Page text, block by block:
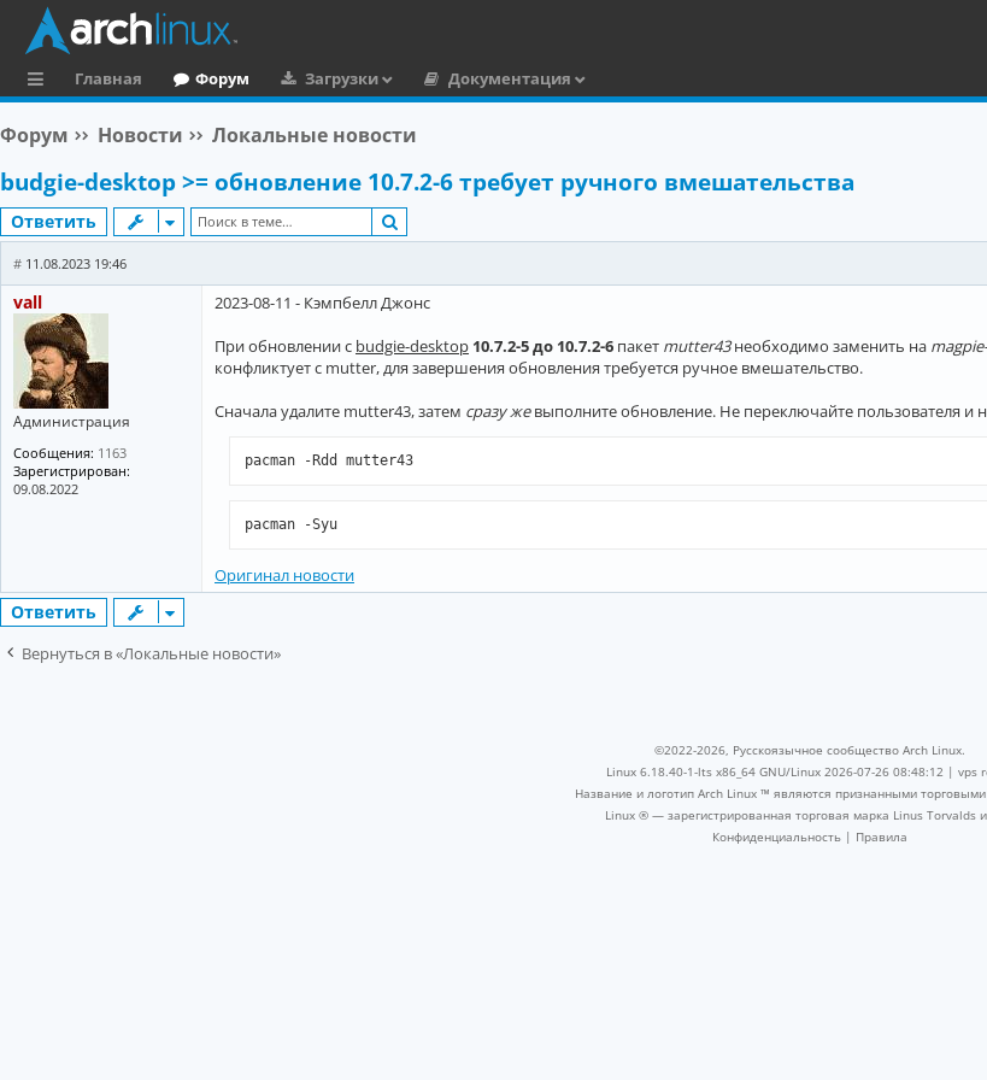
ы
л
к
и
Главная Форум Загрузки
Документация
Форум Новости Локальные новости
budgie-desktop >= обновление 10.7.2-6 требует ручного вмешательства
Ответить
vall
Администрация
Сообщения: 1163
Зарегистрирован:
09.08.2022
# 11.08.2023 19:46
2023-08-11 - Кэмпбелл Джонс
При обновлении с budgie-desktop 10.7.2-5 до 10.7.2-6 пакет mutter43необходимо заменить на
конфликтует с mutter, для завершения обновления требуется ручное вмешательство.
Сначала удалите mutter43, затем сразу жевыполните обновление. Не переключайте пользователя
pacman -Rdd mutter43
pacman -Syu
Оригинал новости
Ответить
Вернуться в «Локальные новости»
©2022-2026, Русскоязычное сообщество Arch Linux.
Linux 6.18.40-1-lts x86_64 GNU/Linux 2026-07-26 08:48:12 | vps
Название и логотип Arch Linux ™ являются признанными
Linux ® — зарегистрированная торговая марка Linus Torvalds
Конфиденциальность | Правила